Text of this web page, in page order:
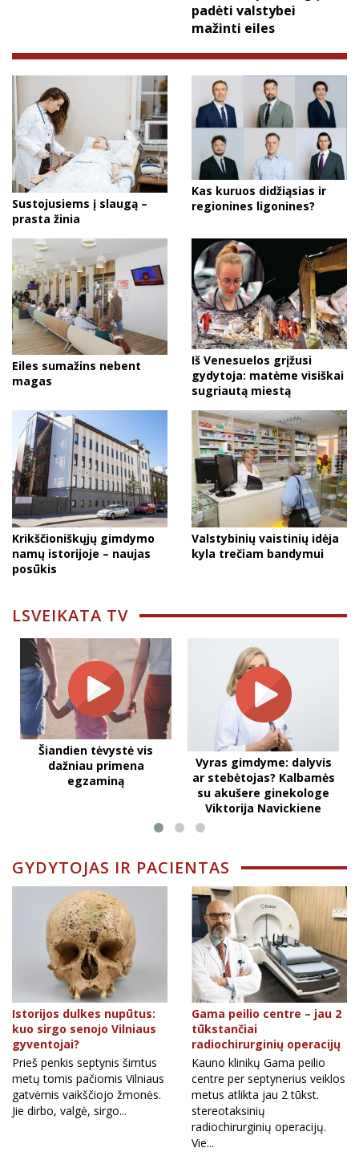
padėti valstybei
mažinti eiles
Sustojusiems į slaugą –
prasta žinia
Kas kuruos didžiąsias ir
regionines ligonines?
Eiles sumažins nebent
magas
Iš Venesuelos grįžusi
gydytoja: matėme visiškai
sugriautą miestą
Krikščioniškųjų gimdymo
namų istorijoje – naujas
posūkis
Valstybinių vaistinių idėja
kyla trečiam bandymui
LSVEIKATA TV
Šiandien tėvystė vis
dažniau primena
egzaminą
Vyras gimdyme: dalyvis
ar stebėtojas? Kalbamės
su akušere ginekologe
Viktorija Navickiene
GYDYTOJAS IR PACIENTAS
Istorijos dulkes nupūtus:
kuo sirgo senojo Vilniaus
gyventojai?
Prieš penkis septynis šimtus
metų tomis pačiomis Vilniaus
gatvėmis vaikščiojo žmonės.
Jie dirbo, valgė, sirgo...
Gama peilio centre – jau 2
tūkstančiai
radiochirurginių operacijų
Kauno klinikų Gama peilio
centre per septynerius veiklos
metus atlikta jau 2 tūkst.
stereotaksinių
radiochirurginių operacijų.
Vie...